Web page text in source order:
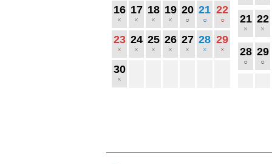
16
×
17
×
18
×
19
×
20
○
21
○
22
○
23
×
24
×
25
×
26
×
27
×
28
×
29
×
30
×
21
×
22
×
28
○
29
○